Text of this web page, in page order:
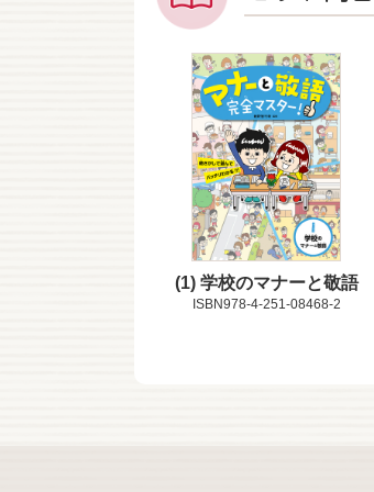
1 学校のマナーと敬語
ISBN978-4-251-08468-2